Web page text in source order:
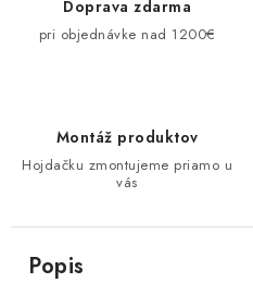
Doprava zdarma
pri objednávke nad 1200€
Montáž produktov
Hojdačku zmontujeme priamo u
vás
Popis